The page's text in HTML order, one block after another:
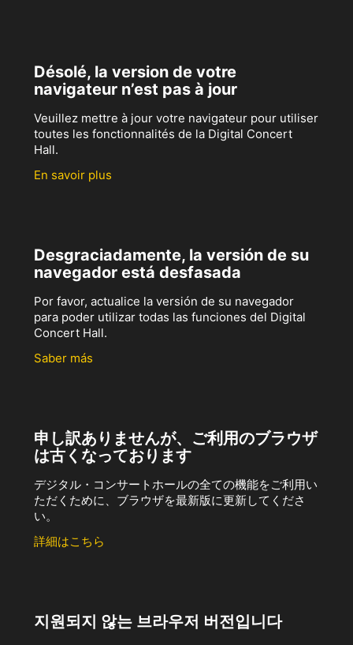
Désolé, la version de votre
navigateur n’est pas à jour
Veuillez mettre à jour votre navigateur pour utiliser
toutes les fonctionnalités de la Digital Concert
Hall.
En savoir plus
Desgraciadamente, la versión de su
navegador está desfasada
Por favor, actualice la versión de su navegador
para poder utilizar todas las funciones del Digital
Concert Hall.
Saber más
申し訳ありませんが、ご利用のブラウザ
は古くなっております
デジタル・コンサートホールの全ての機能をご利用い
ただくために、ブラウザを最新版に更新してくださ
い。
詳細はこちら
지원되지 않는 브라우저 버전입니다